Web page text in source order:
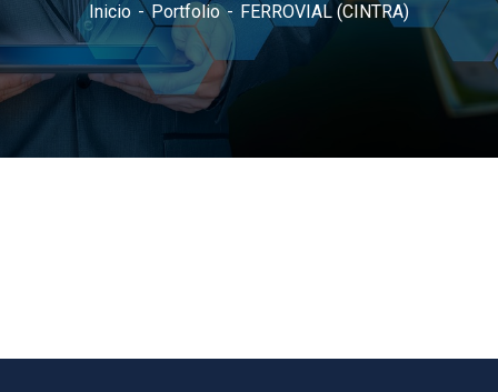
Inicio Portfolio FERROVIAL (CINTRA)